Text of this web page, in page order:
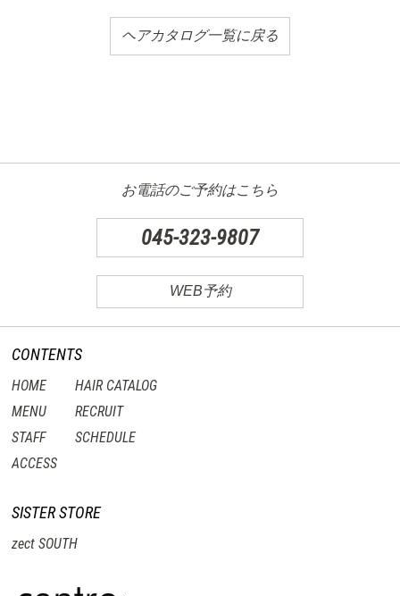
ヘアカタログ一覧に戻る
お電話のご予約はこちら
045-323-9807
WEB予約
CONTENTS
HOME
MENU
STAFF
ACCESS
HAIR CATALOG
RECRUIT
SCHEDULE
SISTER STORE
zect SOUTH